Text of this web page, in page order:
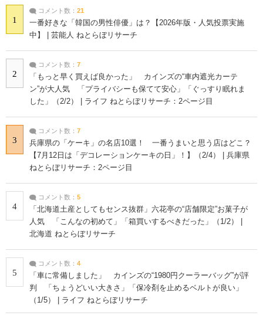
1
コメント数： 21
一番好きな「韓国の男性俳優」は？【2026年版・人気投票実施
中】 | 芸能人 ねとらぼリサーチ
2
コメント数： 7
「もっと早く買えば良かった」 カインズの“車内遮光カーテ
ン”が大人気 「プライバシーも保てて安心」「ぐっすり眠れま
した」（2/2） | ライフ ねとらぼリサーチ：2ページ目
3
コメント数： 7
兵庫県の「ケーキ」の名店10選！ 一番うまいと思う店はどこ？
【7月12日は「デコレーションケーキの日」！】（2/4） | 兵庫県
ねとらぼリサーチ：2ページ目
4
コメント数： 5
「北海道土産としてもセンス抜群」六花亭の“店舗限定”お菓子が
人気 「こんなの初めて」「箱買いするべきだった」（1/2） |
北海道 ねとらぼリサーチ
5
コメント数： 4
「車に常備しました」 カインズの“1980円クーラーバッグ”が評
判 「ちょうどいい大きさ」「保冷剤を止めるベルトが良い」
（1/5） | ライフ ねとらぼリサーチ